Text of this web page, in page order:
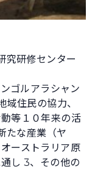
究研修センター
ゴルアラシャン
住民の協力、
等１０年来の活
たな産業（ヤ
ーストラリア原
し 3、その他の